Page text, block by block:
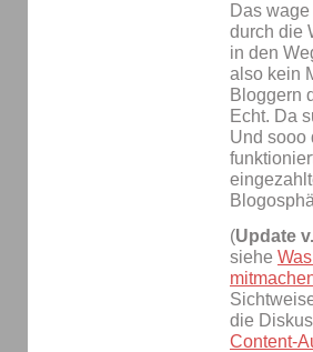
Das
durch die
in den
also kein
Bloggern
Echt. Da
Und sooo
(Update
siehe
die
Content-